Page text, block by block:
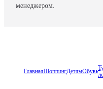
менеджером.
ГлавнаяШоппингДетямОбувь